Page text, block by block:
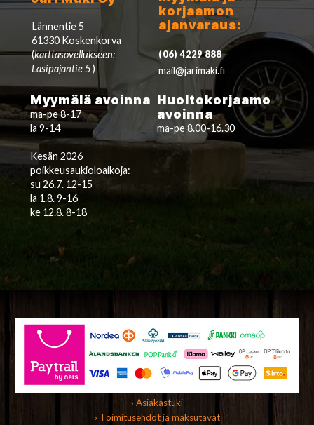
Lännentie 5
61330 Koskenkorva
(karttasovellukseen:
Lasipajantie 5)
korjaamon
ajanvaraus:
(06) 4229 888
mail@jarimaki.fi
Myymälä avoinna
ma-pe 8-17
la 9-14
Kesän 2026
poikkeusaukioloaikoja:
su 26.7. 12-15
la 1.8. 9-16
ke 12.8. 8-18
Huoltokorjaamo
avoinna
ma-pe 8.00-16.30
› Asiakastuki
› Toimitusehdot ja maksutavat